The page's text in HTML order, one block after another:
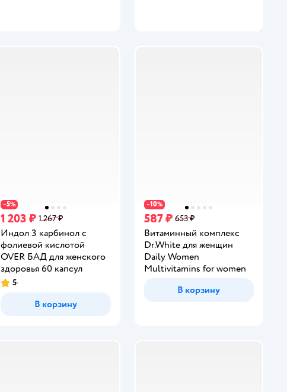
−5%
1 203 ₽ 1 267 ₽
Индол 3 карбинол с
фолиевой кислотой
OVER БАД для женского
здоровья 60 капсул
Рейтинг:
5
В корзину
−10%
587 ₽ 653 ₽
Витаминный комплекс
Dr.White для женщин
Daily Women
Multivitamins for women
В корзину